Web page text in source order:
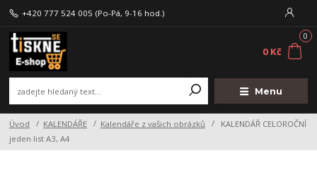
Menu
+420 777 524 005 (Po-Pá, 9-16 hod.)
0
0 Kč
Úvod KALENDÁŘE Kalendáře z vašich obrázků
KALENDÁŘ CELOROČNÍ
jeden list A3, A4